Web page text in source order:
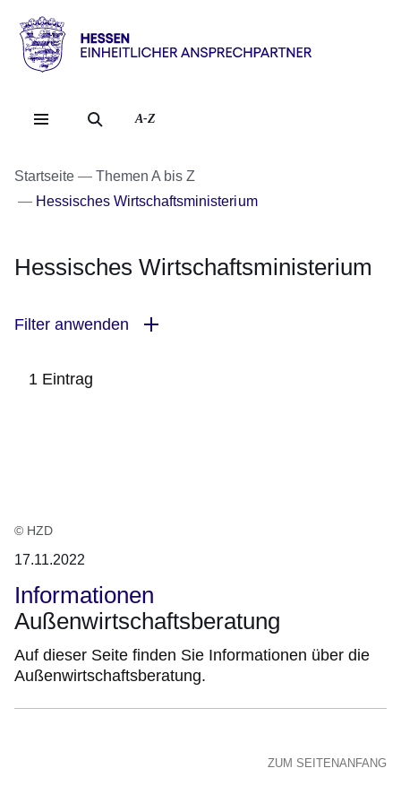
Direkt zum Kopf der
Direkt zum Inhalt
Direkt zum Fuß der
Hessen
Einheitlicher
Ansprechpartner
A-Z
Startseite
Themen A bis Z
Hessisches Wirtschaftsministerium
Hessisches Wirtschaftsministerium
Filter anwenden
1 Eintrag
© HZD
17.11.2022
Informationen
Außenwirtschaftsberatung
Auf dieser Seite finden Sie Informationen über die
Außenwirtschaftsberatung.
ZUM SEITENANFANG